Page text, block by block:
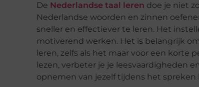
De Nederlandse taal leren doe je niet
Nederlandse woorden en zinnen
sneller en effectiever te leren. Het
motiverend werken. Het is belangrijk
leren, zelfs als het maar voor een
lezen, verbeter je je leesvaardigheden
opnemen van jezelf tijdens het spreken